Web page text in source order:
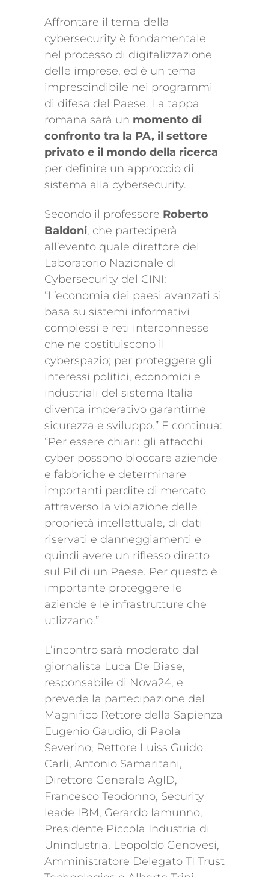
Affrontare il tema della
cybersecurity è fondamentale
nel processo di digitalizzazione
delle imprese, ed è un tema
imprescindibile nei programmi
di difesa del Paese. La tappa
romana sarà un momento di
confronto tra la PA, il settore
privato e il mondo della ricerca
per definire un approccio di
sistema alla cybersecurity.
Secondo il professore Roberto
Baldoni, che parteciperà
all’evento quale direttore del
Laboratorio Nazionale di
Cybersecurity del CINI:
“L’economia dei paesi avanzati si
basa su sistemi informativi
complessi e reti interconnesse
che ne costituiscono il
cyberspazio; per proteggere gli
interessi politici, economici e
industriali del sistema Italia
diventa imperativo garantirne
sicurezza e sviluppo.” E continua:
“Per essere chiari: gli attacchi
cyber possono bloccare aziende
e fabbriche e determinare
importanti perdite di mercato
attraverso la violazione delle
proprietà intellettuale, di dati
riservati e danneggiamenti e
quindi avere un riflesso diretto
sul Pil di un Paese. Per questo è
importante proteggere le
aziende e le infrastrutture che
utlizzano.”
L’incontro sarà moderato dal
giornalista Luca De Biase,
responsabile di Nova24, e
prevede la partecipazione del
Magnifico Rettore della Sapienza
Eugenio Gaudio, di Paola
Severino, Rettore Luiss Guido
Carli, Antonio Samaritani,
Direttore Generale AgID,
Francesco Teodonno, Security
leade IBM, Gerardo Iamunno,
Presidente Piccola Industria di
Unindustria, Leopoldo Genovesi,
Amministratore Delegato TI Trust